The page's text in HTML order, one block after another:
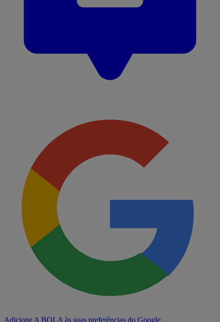
Adicione A BOLA às suas preferências do Google